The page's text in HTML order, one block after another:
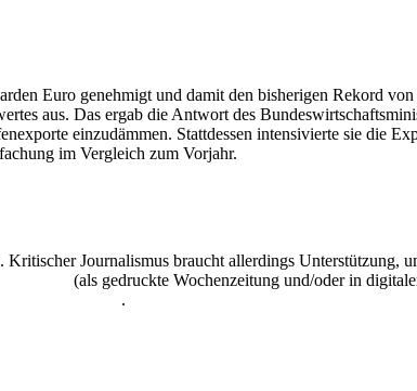
Euro genehmigt und damit den bisherigen Rekord
aus. Das ergab die Antwort des
einzudämmen. Stattdessen intensivierte sie die
im Vergleich zum Vorjahr.
Journalismus braucht allerdings Unterstützung,
(als gedruckte Wochenzeitung und/oder in
.